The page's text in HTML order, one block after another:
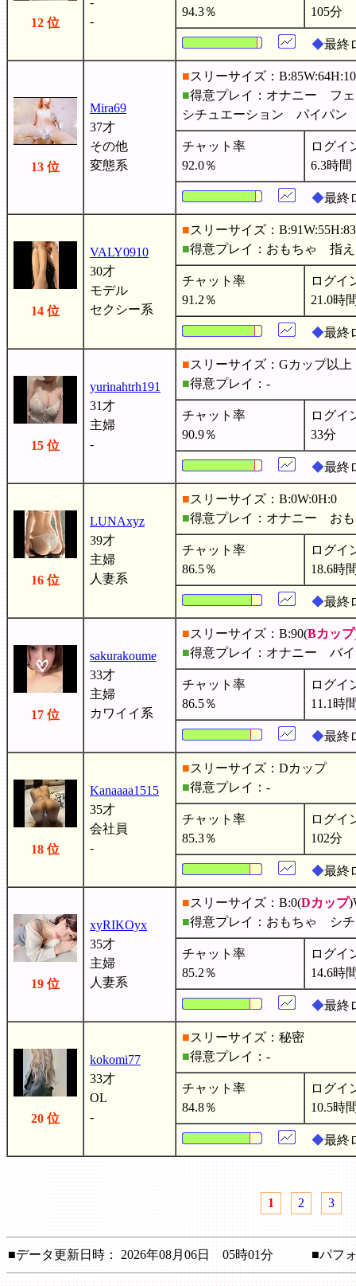
12 位
-
94.3％ 105分
◆最終
13 位
Mira69
37才
その他
変態系
■スリーサイズ：
■得意プレイ：オナニー
シチュエーション パイパ
チャット率
92.0％
ログイ
6.3時間
◆最終
14 位
VALY0910
30才
モデル
セクシー系
■スリーサイズ：B:91W:55H:83
■得意プレイ：おもちゃ 指
チャット率
91.2％
ログイ
21.0時
◆最終
15 位
yurinahtrh191
31才
主婦
-
■スリーサイズ：Gカップ以上
■得意プレイ：-
チャット率
90.9％
ログイ
33分
◆最終
16 位
LUNAxyz
39才
主婦
人妻系
■スリーサイズ：B:0W:0H:0
■得意プレイ：オナニー
チャット率
86.5％
ログイ
18.6時
◆最終
17 位
sakurakoume
33才
主婦
カワイイ系
■スリーサイズ：B:90(Bカップ
■得意プレイ：オナニー バ
チャット率
86.5％
ログイ
11.1時
◆最終
18 位
Kanaaaa1515
35才
会社員
-
■スリーサイズ：Dカップ
■得意プレイ：-
チャット率
85.3％
ログイ
102分
◆最終
19 位
xyRIKOyx
35才
主婦
人妻系
■スリーサイズ：B:0(Dカップ
■得意プレイ：おもちゃ シ
チャット率
85.2％
ログイ
14.6時
◆最終
20 位
kokomi77
33才
OL
-
■スリーサイズ：秘密
■得意プレイ：-
チャット率
84.8％
ログイ
10.5時
◆最終
1 2 3
■データ更新日時： 2026年08月06日 05時01分 ■パフォ